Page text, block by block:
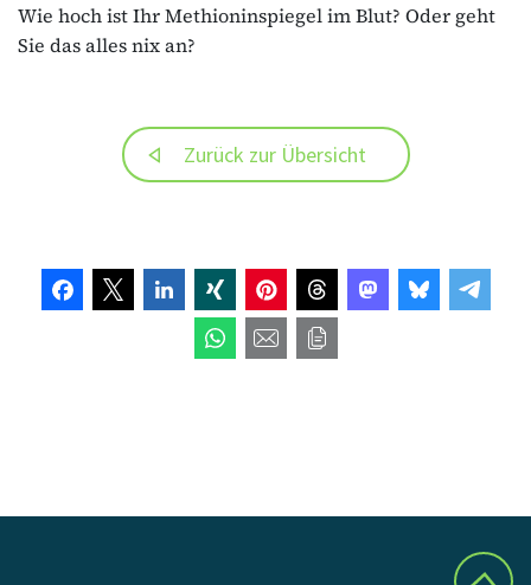
Wie hoch ist Ihr Methioninspiegel im Blut? Oder geht
Sie das alles nix an?
Zurück zur Übersicht